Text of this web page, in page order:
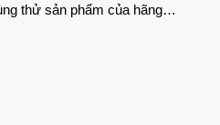
thử sản phẩm của hãng…